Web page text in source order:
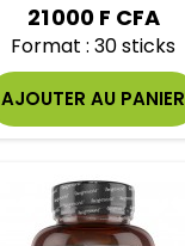
21 000 F CFA
Format : 30 sticks
AJOUTER AU PANIER